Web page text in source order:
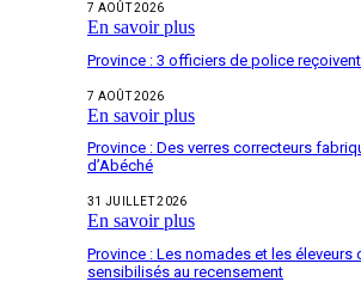
7 AOÛT 2026
En savoir plus
Province : 3 officiers de police
7 AOÛT 2026
En savoir plus
Province : Des verres correcteurs
d’Abéché
31 JUILLET 2026
En savoir plus
Province : Les nomades et les éleveurs
sensibilisés au recensement